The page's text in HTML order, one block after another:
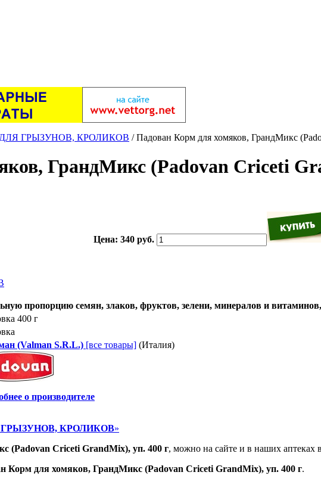
ГРЫЗУНОВ, КРОЛИКОВ / Падован Корм для хомяков, ГрандМикс
ГрандМикс (Padovan Criceti
Цена: 340 руб.
пропорцию семян, злаков, фруктов, зелени, минералов и
400 г
(Valman S.R.L.) [все товары] (Италия)
о производителе
КРОЛИКОВ»
(Padovan Criceti GrandMix), уп. 400 г, можно на сайте и в наших аптеках
Корм для хомяков, ГрандМикс (Padovan Criceti GrandMix), уп. 400 г.